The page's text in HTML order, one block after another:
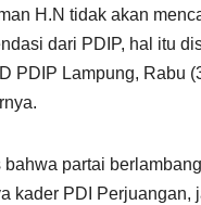
H.N tidak akan
dari PDIP, hal itu
PDIP Lampung, Rabu
bahwa partai
kader PDI